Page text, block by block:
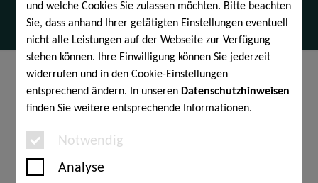
und welche Cookies Sie zulassen möchten. Bitte beachten
Sie, dass anhand Ihrer getätigten Einstellungen eventuell
nicht alle Leistungen auf der Webseite zur Verfügung
stehen können. Ihre Einwilligung können Sie jederzeit
widerrufen und in den Cookie-Einstellungen
entsprechend ändern. In unseren Datenschutzhinweisen
finden Sie weitere entsprechende Informationen.
Notwendig
Analyse
Alle anzeigen
1
Was der Krieg in der
Ukraine für ETF-Anleger
bedeutet